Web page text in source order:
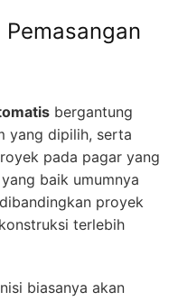
bergantung
yang dipilih, serta
pada pagar yang
baik umumnya
proyek
terlebih
biasanya akan